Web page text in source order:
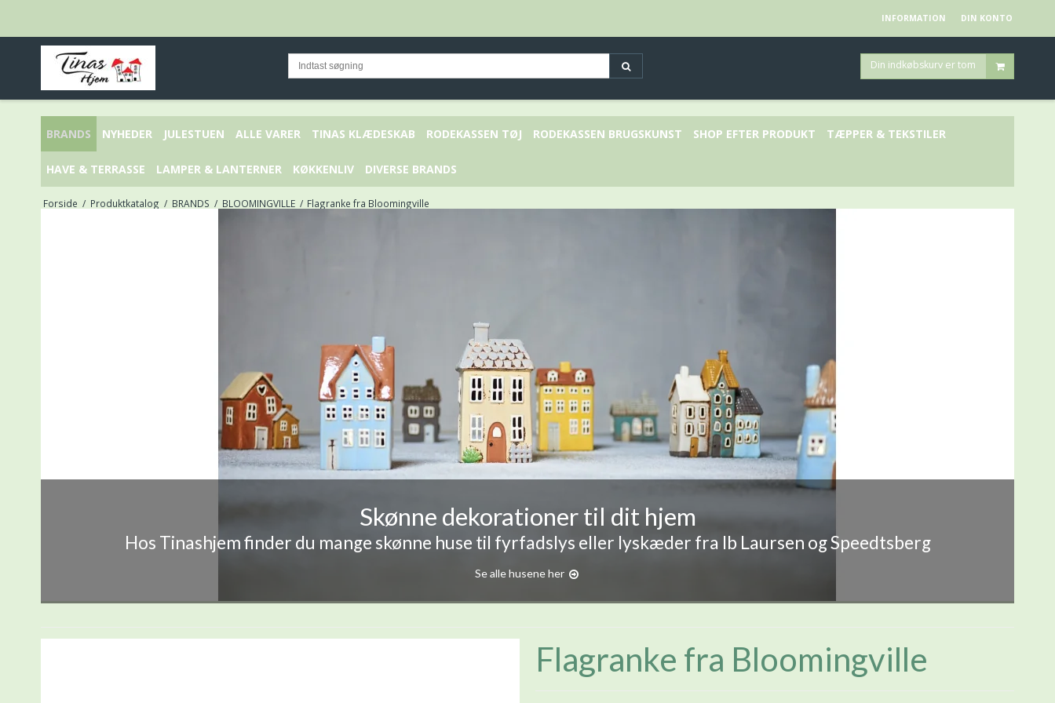
INFORMATION DIN KONTO
Din indkøbskurv er tom
BRANDS NYHEDER JULESTUEN ALLE VARER TINAS KLÆDESKAB RODEKASSEN TØJ RODEKASSEN BRUGSKUNST SHOP EFTER PRODUKT TÆPPER & TEKSTILER
HAVE & TERRASSE LAMPER & LANTERNER KØKKENLIV DIVERSE BRANDS
Forside / Produktkatalog / BRANDS / BLOOMINGVILLE / Flagranke fra Bloomingville
Skønne dekorationer til dit hjem
Hos Tinashjem finder du mange skønne huse til fyrfadslys eller lyskæder fra Ib Laursen og Speedtsberg
Se alle husene her
Flagranke fra Bloomingville